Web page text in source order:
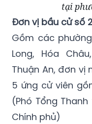
tại
Đơn vị bầu cử số
Gồm các
Long, Hóa
Thuận An, đơn
5 ứng cử viên
(Phó Tổng
Chính phủ)